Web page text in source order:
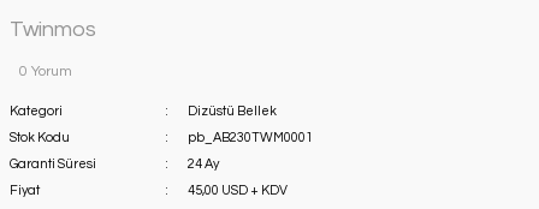
Twinmos
0 Yorum
Kategori
Dizüstü Bellek
Stok Kodu
pb_AB230TWM0001
Garanti Süresi
24 Ay
Fiyat
45,00 USD + KDV